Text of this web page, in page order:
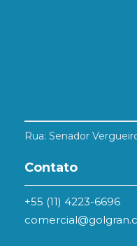
Rua: Senador
Contato
+55 (11) 4223-6696